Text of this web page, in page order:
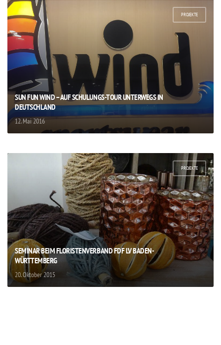
PROJEKTE
SUN FUN WIND – AUF SCHULUNGS-TOUR UNTERWEGS IN
DEUTSCHLAND
12. Mai 2016
PROJEKTE
SEMINAR BEIM FLORISTENVERBAND FDF LV BADEN-
WÜRTTEMBERG
20. Oktober 2015